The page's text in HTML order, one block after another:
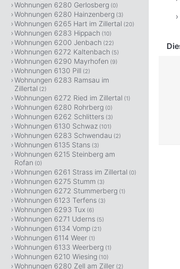
Wohnungen 6280 Gerlosberg (0)
Wohnungen 6280 Hainzenberg (3)
Wohnungen 6265 Hart im Zillertal (20)
Wohnungen 6283 Hippach (10)
Wohnungen 6200 Jenbach (22)
Wohnungen 6272 Kaltenbach (5)
Wohnungen 6290 Mayrhofen (9)
Wohnungen 6130 Pill (2)
Wohnungen 6283 Ramsau im
Zillertal (2)
Wohnungen 6272 Ried im Zillertal (1)
Wohnungen 6280 Rohrberg (0)
Wohnungen 6262 Schlitters (3)
Wohnungen 6130 Schwaz (101)
Wohnungen 6283 Schwendau (2)
Wohnungen 6135 Stans (3)
Wohnungen 6215 Steinberg am
Rofan (0)
Wohnungen 6261 Strass im Zillertal (0)
Wohnungen 6275 Stumm (3)
Wohnungen 6272 Stummerberg (1)
Wohnungen 6123 Terfens (3)
Wohnungen 6293 Tux (6)
Wohnungen 6271 Uderns (5)
Wohnungen 6134 Vomp (21)
Wohnungen 6114 Weer (1)
Wohnungen 6133 Weerberg (1)
Wohnungen 6210 Wiesing (10)
Wohnungen 6280 Zell am Ziller (2)